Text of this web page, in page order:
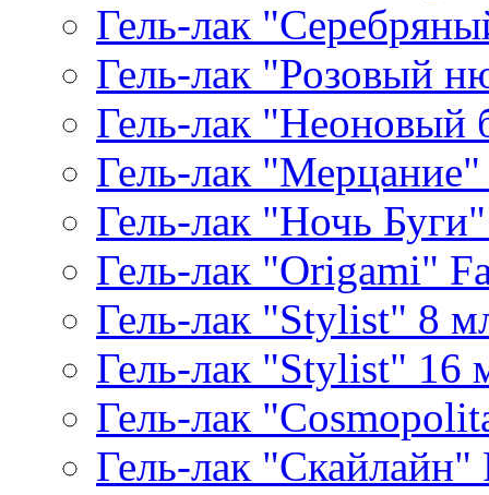
Гель-лак
Гель-лак "Розовый
Гель-лак "Неоновый
Гель-лак
Гель-лак "Ночь
Гель-лак "Origami"
Гель-лак "Stylist" 8
Гель-лак "Stylist" 16
Гель-лак
Гель-лак "Скайлайн"